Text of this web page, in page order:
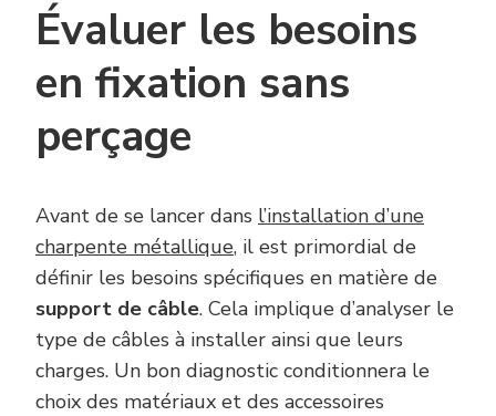
Évaluer les besoins
en fixation sans
perçage
Avant de se lancer dans l’installation d’une
charpente métallique, il est primordial de
définir les besoins spécifiques en matière de
support de câble. Cela implique d’analyser le
type de câbles à installer ainsi que leurs
charges. Un bon diagnostic conditionnera le
choix des matériaux et des accessoires